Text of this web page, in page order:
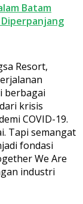
Batam
Resort,
berbagai
krisis
COVID-19.
Tapi semangat
fondasi
We Are
industri